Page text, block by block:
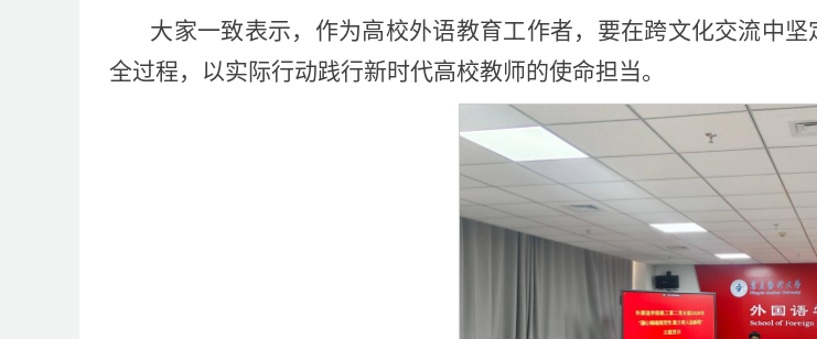
大家一致表示，作为高校外语教育工作者，要在跨文化交流中
全过程，以实际行动践行新时代高校教师的使命担当。